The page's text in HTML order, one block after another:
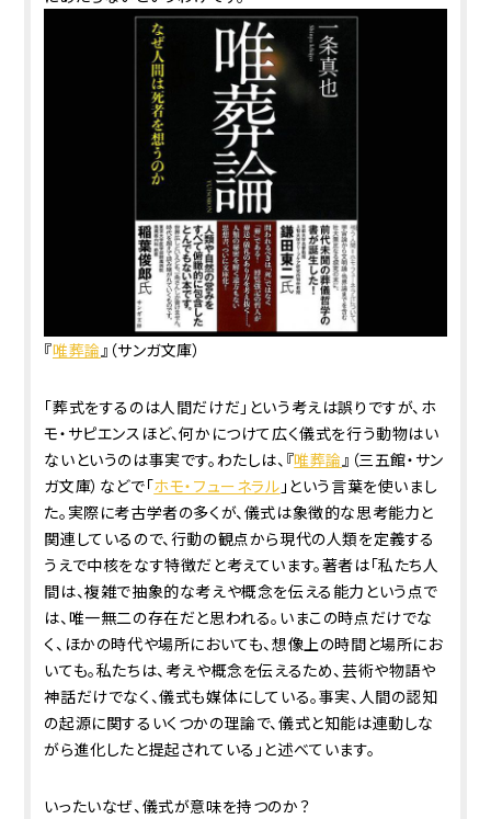
『唯葬論 』（サンガ文庫）
「葬式をするのは人間だけだ」という考えは誤りですが、ホ
モ・サピエンスほど、何かにつけて広く儀式を行う動物はい
ないというのは事実です。わたしは、『唯葬論 』（三五館・サン
ガ文庫）などで「ホモ・フューネラル 」という言葉を使いまし
た。実際に考古学者の多くが、儀式は象徴的な思考能力と
関連しているので、行動の観点から現代の人類を定義する
うえで中核をなす特徴だと考えています。著者は「私たち人
間は、複雑で抽象的な考えや概念を伝える能力という点で
は、唯一無二の存在だと思われる。いまこの時点だけでな
く、ほかの時代や場所においても、想像上の時間と場所にお
いても。私たちは、考えや概念を伝えるため、芸術や物語や
神話だけでなく、儀式も媒体にしている。事実、人間の認知
の起源に関するいくつかの理論で、儀式と知能は連動しな
がら進化したと提起されている」と述べています。
いったいなぜ、儀式が意味を持つのか？